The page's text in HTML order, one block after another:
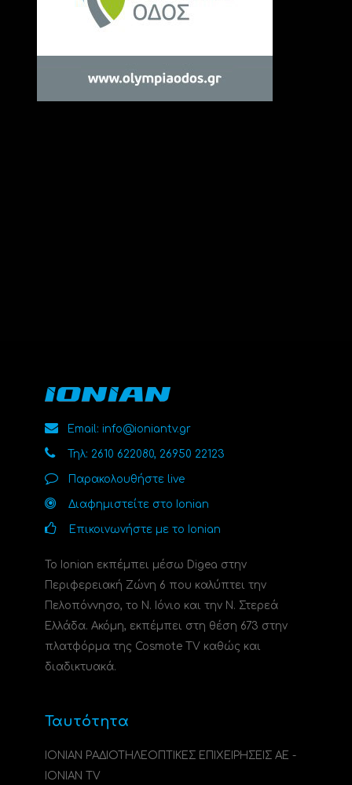
Email: info@ioniantv.gr
Τηλ: 2610 622080, 26950 22123
Παρακολουθήστε live
Διαφημιστείτε στο Ionian
Επικοινωνήστε με το Ionian
Το Ionian εκπέμπει μέσω Digea στην
Περιφερειακή Ζώνη 6 που καλύπτει την
Πελοπόννησο, το N. Ιόνιο και την Ν. Στερεά
Ελλάδα. Ακόμη, εκπέμπει στη θέση 673 στην
πλατφόρμα της Cosmote TV καθώς και
διαδικτυακά.
Ταυτότητα
ΙΟΝΙΑΝ ΡΑΔΙΟΤΗΛΕΟΠΤΙΚΕΣ ΕΠΙΧΕΙΡΗΣΕΙΣ ΑΕ -
IONIAN TV